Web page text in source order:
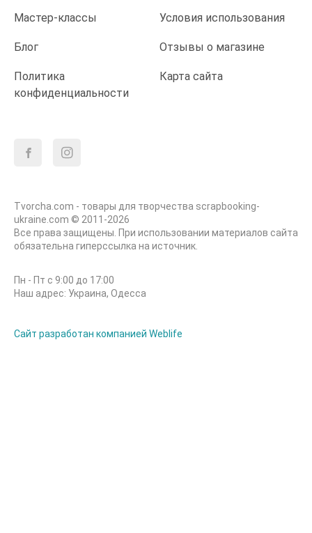
Мастер-классы Условия использования
Блог Отзывы о магазине
Политика
конфиденциальности
Карта сайта
Tvorcha.com - товары для творчества scrapbooking-
ukraine.com © 2011-2026
Все права защищены. При использовании материалов сайта
обязательна гиперссылка на источник.
Пн - Пт с 9:00 до 17:00
Наш адрес: Украина, Одесса
Сайт разработан компанией Weblife